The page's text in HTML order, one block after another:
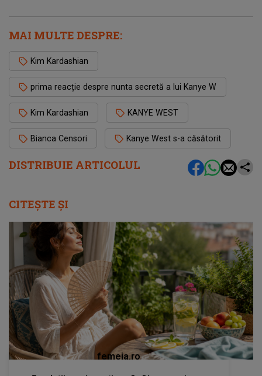
DISTRIBUIE ARTICOLUL
MAI MULTE DESPRE:
Kim Kardashian
prima reacție despre nunta secretă a lui Kanye W
Kim Kardashian KANYE WEST
Bianca Censori Kanye West s-a căsătorit
CITEȘTE ȘI
femeia.ro